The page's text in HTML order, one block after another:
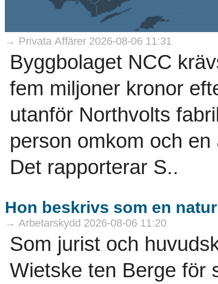
→ Privata Affärer 2026-08-06 11:31
Byggbolaget NCC
fem miljoner kronor
utanför Northvolts
person omkom och
Det rapporterar S..
Hon beskrivs som en
→ Arbetarskydd 2026-08-06 11:20
Som jurist och
Wietske ten Berge för